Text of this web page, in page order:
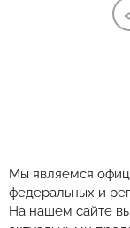
Мы являемся
федеральных и
На нашем сайте